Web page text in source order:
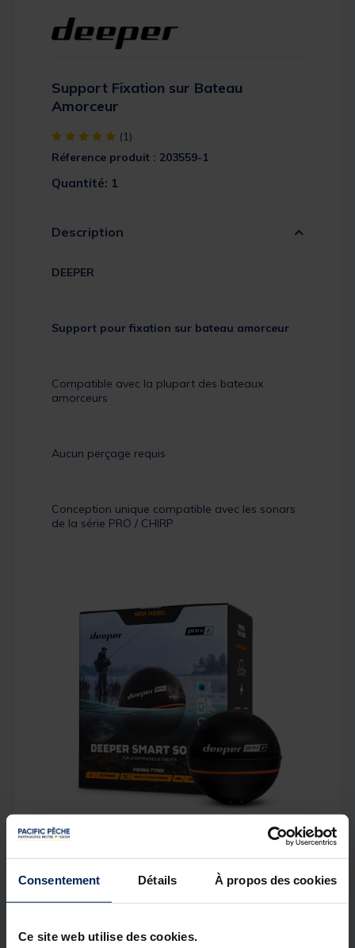
Consentement Détails À propos des cookies
Ce site web utilise des cookies.
Support Fixation sur Bateau
Amorceur
[object Object] out of 5 Customer Rating
(1)
Réference produit : 203559-1
Quantité: 1
Description
DEEPER
Support pour fixation sur bateau amorceur
Compatible avec la plupart des bateaux
amorceurs
Aucun perçage requis
Conception unique compatible avec les sonars
de la série PRO / CHIRP